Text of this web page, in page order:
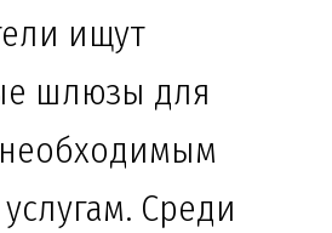
ищут
шлюзы для
Среди